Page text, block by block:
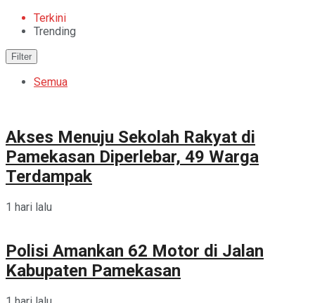
Terkini
Trending
Filter
Semua
Akses Menuju Sekolah Rakyat di
Pamekasan Diperlebar, 49 Warga
Terdampak
1 hari lalu
Polisi Amankan 62 Motor di Jalan
Kabupaten Pamekasan